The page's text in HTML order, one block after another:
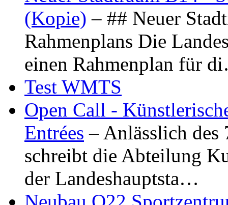
(Kopie) – ## Neuer
Rahmenplans Die
einen Rahmenplan für
Test WMTS
Open Call -
Entrées – Anlässlich
schreibt die Abteilung
der Landeshauptsta…